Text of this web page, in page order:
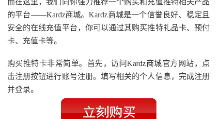
而在这里，我们向你强力推荐一个购买和充值推特相关产品
的平台——Kardz商城。Kardz商城是一个信誉良好、稳定且
安全的在线充值平台，你可以通过其购买推特礼品卡、预付
卡、充值卡等。
购买推特卡非常简单。首先，访问Kardz商城官方网站，点
击注册按钮进行账号注册。填写相关的个人信息，完成注册
并登录。